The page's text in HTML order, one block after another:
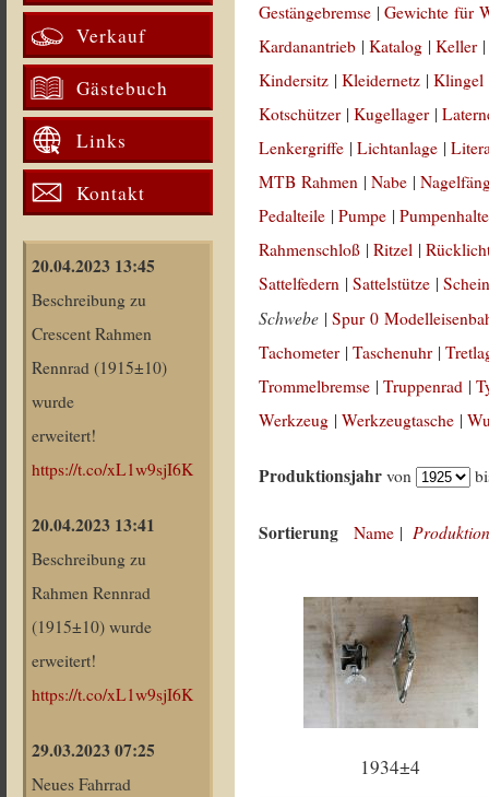
Verkauf
Gästebuch
Links
Kontakt
20.04.2023 13:45
Beschreibung zu
Crescent Rahmen
Rennrad (1915±10)
wurde
erweitert!
https://t.co/xL1w9sjI6K
20.04.2023 13:41
Beschreibung zu
Rahmen Rennrad
(1915±10) wurde
erweitert!
https://t.co/xL1w9sjI6K
29.03.2023 07:25
Neues Fahrrad
Gestängebremse |Gewichte für
Kardanantrieb |Katalog |Keller
Kindersitz |Kleidernetz |Klingel
Kotschützer |Kugellager |
Lenkergriffe |Lichtanlage |
MTB Rahmen |Nabe |
Pedalteile |Pumpe |
Rahmenschloß |Ritzel |
Sattelfedern |Sattelstütze |
Schwebe |Spur 0
Tachometer |Taschenuhr |
Trommelbremse |Truppenrad |
Werkzeug |Werkzeugtasche |
Produktionsjahr von
Sortierung Name |
1934±4